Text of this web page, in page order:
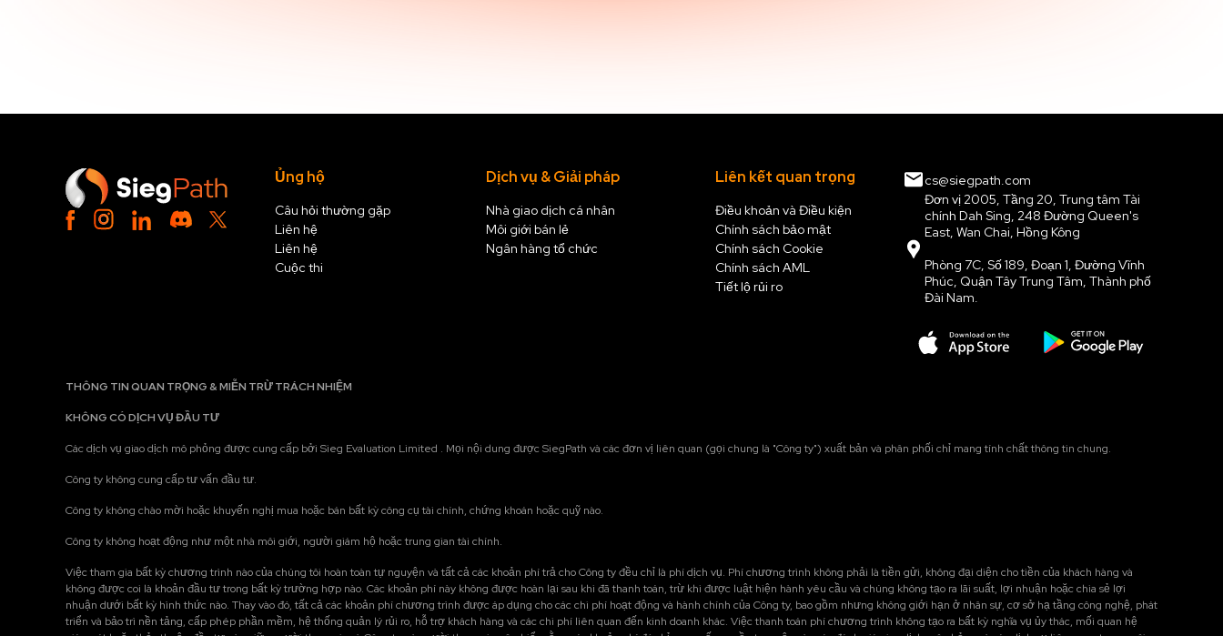
Ủng hộ
Câu hỏi thường gặp
Liên hệ
Liên hệ
Cuộc thi
Dịch vụ & Giải pháp
Nhà giao dịch cá nhân
Môi giới bán lẻ
Ngân hàng tổ chức
Liên kết quan trọng
Điều khoản và Điều kiện
Chính sách bảo mật
Chính sách Cookie
Chính sách AML
Tiết lộ rủi ro
cs@siegpath.com
Đơn vị 2005, Tầng 20, Trung tâm Tài
chính Dah Sing, 248 Đường Queen's
East, Wan Chai, Hồng Kông
Phòng 7C, Số 189, Đoạn 1, Đường Vĩnh
Phúc, Quận Tây Trung Tâm, Thành phố
Đài Nam.
THÔNG TIN QUAN TRỌNG & MIỄN TRỪ TRÁCH NHIỆM
KHÔNG CÓ DỊCH VỤ ĐẦU TƯ
Các dịch vụ giao dịch mô phỏng được cung cấp bởi Sieg Evaluation Limited . Mọi nội dung được SiegPath và các đơn vị liên quan (gọi chung là "Công ty") xuất bản và phân phối chỉ mang tính chất thông tin chung.
Công ty không cung cấp tư vấn đầu tư.
Công ty không chào mời hoặc khuyến nghị mua hoặc bán bất kỳ công cụ tài chính, chứng khoán hoặc quỹ nào.
Công ty không hoạt động như một nhà môi giới, người giám hộ hoặc trung gian tài chính.
Việc tham gia bất kỳ chương trình nào của chúng tôi hoàn toàn tự nguyện và tất cả các khoản phí trả cho Công ty đều chỉ là phí dịch vụ. Phí chương trình không phải là tiền gửi, không đại diện cho tiền của khách hàng và
không được coi là khoản đầu tư trong bất kỳ trường hợp nào. Các khoản phí này không được hoàn lại sau khi đã thanh toán, trừ khi được luật hiện hành yêu cầu và chúng không tạo ra lãi suất, lợi nhuận hoặc chia sẻ lợi
nhuận dưới bất kỳ hình thức nào. Thay vào đó, tất cả các khoản phí chương trình được áp dụng cho các chi phí hoạt động và hành chính của Công ty, bao gồm nhưng không giới hạn ở nhân sự, cơ sở hạ tầng công nghệ, phát
triển và bảo trì nền tảng, cấp phép phần mềm, hệ thống quản lý rủi ro, hỗ trợ khách hàng và các chi phí liên quan đến kinh doanh khác. Việc thanh toán phí chương trình không tạo ra bất kỳ nghĩa vụ ủy thác, mối quan hệ